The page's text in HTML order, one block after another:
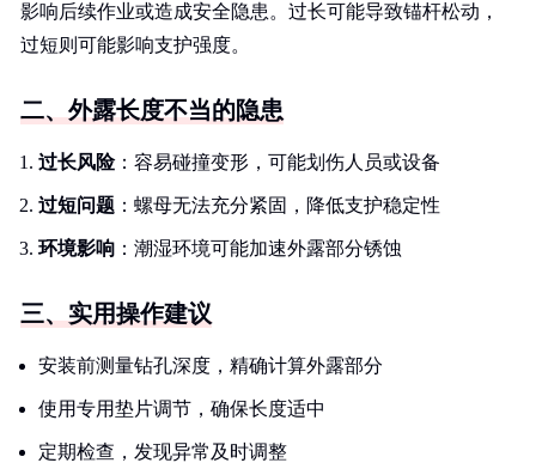
影响后续作业或造成安全隐患。过长可能导致锚杆松动，
过短则可能影响支护强度。
二、外露长度不当的隐患
过长风险：容易碰撞变形，可能划伤人员或设备
过短问题 ：螺母无法充分紧固，降低支护稳定性
环境影响 ：潮湿环境可能加速外露部分锈蚀
三、实用操作建议
安装前测量钻孔深度，精确计算外露部分
使用专用垫片调节，确保长度适中
定期检查，发现异常及时调整